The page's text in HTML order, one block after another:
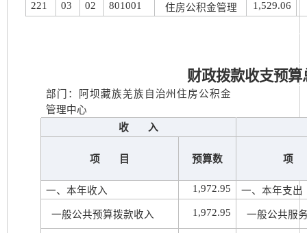
221 03 02 801001 住房公积金管理 1,529.06
财政拨款收支预算
部门：阿坝藏族羌族自治州住房公积金
管理中心
收 入
项 目 预算数 项
一、本年收入 1,972.95 一、本年支出
一般公共预算拨款收入 1,972.95 一般公共服